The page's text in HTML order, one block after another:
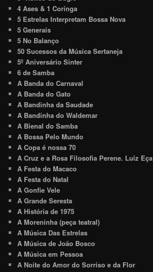
4 Ases & 1 Coringa
5 Estrelas Interpretam Bossa Nova
5 Generais
5 No Balanço
50 Sucessos da Música Sertaneja
5º Aniversário Sinter
6 de Samba
A Banda do Carnaval
A Banda do Gato
A Bandinha da Saudade
A Bandinha do Waldemar
A Bienal do Samba
A Bossa Pelo Mundo
A Copa é nossa 70
A Cruz e a Rosa Filosofia Perene. Luiz Eça
A Festa do Macaco
A Festa do Natal
A Gonfie Vele
A Grande Seresta
A História de 1975
A Moreninha (peça teatral)
A Música Das Estrelas
A Música de João Bosco
A Música em Pessoa
A Noite do Amor do Sorriso e da Flor